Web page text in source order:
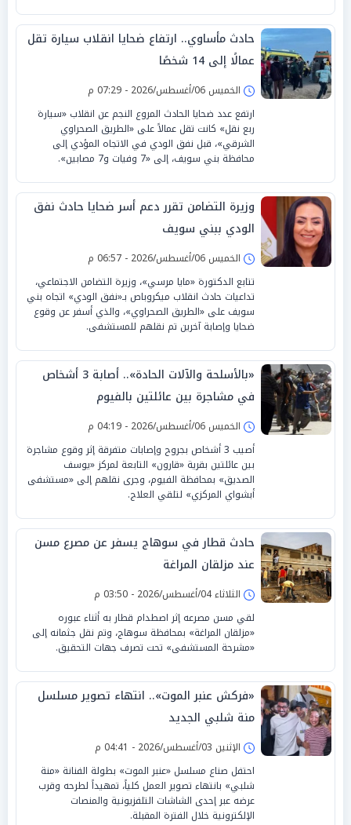
حادث مأساوي.. ارتفاع ضحايا انقلاب سيارة تقل
عمالًا إلى 14 شخصًا
الخميس 06/أغسطس/2026 - 07:29 م
ارتفع عدد ضحايا الحادث المروع النجم عن انقلاب «سيارة
ربع نقل» كانت تقل عمالاً على «الطريق الصحراوي
الشرقي»، قبل نفق الودي في الاتجاه المؤدي إلى
محافظة بني سويف، إلى «7 وفيات و7 مصابين».
وزيرة التضامن تقرر دعم أسر ضحايا حادث نفق
الودي ببني سويف
الخميس 06/أغسطس/2026 - 06:57 م
تتابع الدكتورة «مايا مرسي»، وزيرة التضامن الاجتماعي،
تداعيات حادث انقلاب ميكروباص بـ«نفق الودي» اتجاه بني
سويف على «الطريق الصحراوي»، والذي أسفر عن وقوع
ضحايا وإصابة آخرين تم نقلهم للمستشفى.
«بالأسلحة والآلات الحادة».. أصابة 3 أشخاص
في مشاجرة بين عائلتين بالفيوم
الخميس 06/أغسطس/2026 - 04:19 م
أصيب 3 أشخاص بجروح وإصابات متفرقة إثر وقوع مشاجرة
بين عائلتين بقرية «قارون» التابعة لمركز «يوسف
الصديق» بمحافظة الفيوم، وجرى نقلهم إلى «مستشفى
أبشواي المركزي» لتلقي العلاج.
حادث قطار في سوهاج يسفر عن مصرع مسن
عند مزلقان المراغة
الثلاثاء 04/أغسطس/2026 - 03:50 م
لقي مسن مصرعه إثر اصطدام قطار به أثناء عبوره
«مزلقان المراغة» بمحافظة سوهاج، وتم نقل جثمانه إلى
«مشرحة المستشفى» تحت تصرف جهات التحقيق.
«فركش عنبر الموت».. انتهاء تصوير مسلسل
منة شلبي الجديد
الإثنين 03/أغسطس/2026 - 04:41 م
احتفل صناع مسلسل «عنبر الموت» بطولة الفنانة «منة
شلبي» بانتهاء تصوير العمل كلياً، تمهيداً لطرحه وقرب
عرضه عبر إحدى الشاشات التلفزيونية والمنصات
الإلكترونية خلال الفترة المقبلة.